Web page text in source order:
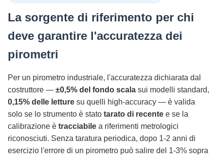
La sorgente di riferimento per chi
deve garantire l'accuratezza dei
pirometri
Per un pirometro industriale, l'accuratezza dichiarata dal
costruttore — ±0,5% del fondo scala sui modelli standard,
0,15% delle letture su quelli high-accuracy — è valida
solo se lo strumento è stato tarato di recente e se la
calibrazione è tracciabile a riferimenti metrologici
riconosciuti. Senza taratura periodica, dopo 1-2 anni di
esercizio l'errore di un pirometro può salire del 1-3% sopra